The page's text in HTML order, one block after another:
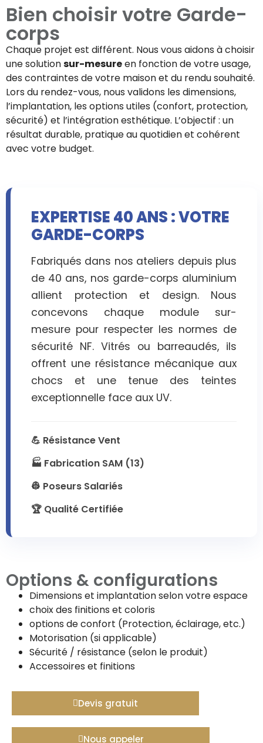
Bien choisir votre Garde-
corps
Chaque projet est différent. Nous vous aidons à choisir
une solutionsur-mesureen fonction de votre usage,
des contraintes de votre maison et du rendu souhaité.
Lors du rendez-vous, nous validons les dimensions,
l’implantation, les options utiles (confort, protection,
sécurité) et l’intégration esthétique. L’objectif : un
résultat durable, pratique au quotidien et cohérent
avec votre budget.
EXPERTISE 40 ANS : VOTRE
GARDE-CORPS
Fabriqués dans nos ateliers depuis plus
de 40 ans, nos garde-corps aluminium
allient protection et design. Nous
concevons chaque module sur-
mesure pour respecter les normes de
sécurité NF. Vitrés ou barreaudés, ils
offrent une résistance mécanique aux
chocs et une tenue des teintes
exceptionnelle face aux UV.
💪 Résistance Vent
🏭 Fabrication SAM (13)
👷 Poseurs Salariés
🏆 Qualité Certifiée
Options & configurations
Dimensions et implantation selon votre espace
choix des finitions et coloris
options de confort (Protection, éclairage, etc.)
Motorisation (si applicable)
Sécurité / résistance (selon le produit)
Accessoires et finitions
Devis gratuit
Nous appeler